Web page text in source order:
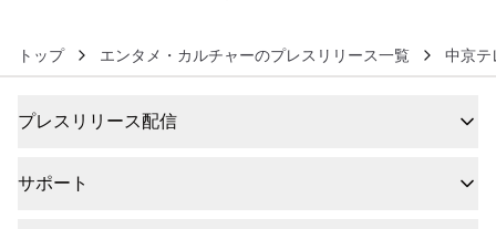
トップ エンタメ・カルチャーのプレスリリース一覧 中京テ
プレスリリース配信
サポート